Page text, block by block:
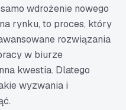
wdrożenie nowego
rynku, to proces, który
rozwiązania
w biurze
kwestia. Dlatego
wyzwania i